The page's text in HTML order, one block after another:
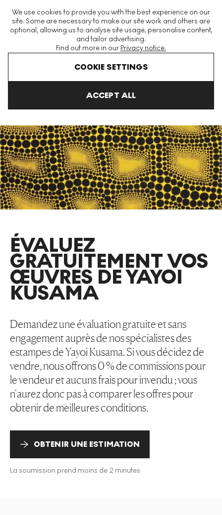
We use cookies to provide you with the best experience on our
site. Some are necessary to make our site work and others are
optional, allowing us to analyse site usage, personalise content,
and tailor advertising.
Find out more in our Privacy notice.
COOKIE SETTINGS
ACCEPT ALL
The World's Largest Modern & Contemporary Prints & Editions
Platform
ÉVALUEZ
GRATUITEMENT VOS
ŒUVRES DE YAYOI
KUSAMA
Demandez une évaluation gratuite et sans
engagement auprès de nos spécialistes des
estampes de Yayoi Kusama. Si vous décidez de
vendre, nous offrons 0 % de commissions pour
le vendeur et aucuns frais pour invendu ; vous
n'aurez donc pas à comparer les offres pour
obtenir de meilleures conditions.
OBTENIR UNE ESTIMATION
La soumission prend moins de 2 minutes